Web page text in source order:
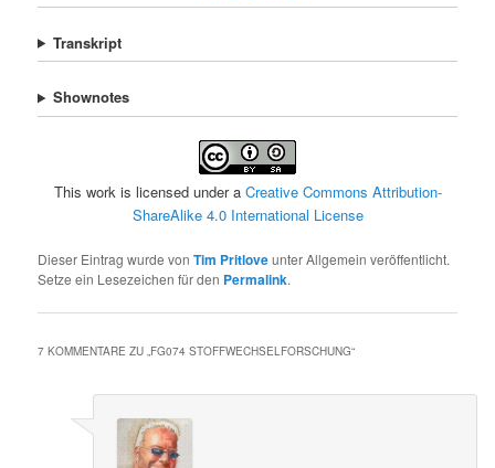
Transkript
Shownotes
This work is licensed under a Creative Commons Attribution-
ShareAlike 4.0 International License
Dieser Eintrag wurde vonTim Pritloveunter Allgemein veröffentlicht.
Setze ein Lesezeichen für den Permalink.
7 KOMMENTARE ZU „FG074 STOFFWECHSELFORSCHUNG“